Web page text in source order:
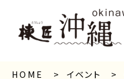
HOME イベント